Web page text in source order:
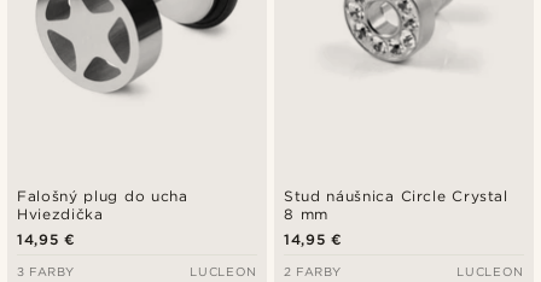
Falošný plug do ucha
Hviezdička
14,95 €
3 FARBY LUCLEON
Stud náušnica Circle Crystal
8 mm
14,95 €
2 FARBY LUCLEON